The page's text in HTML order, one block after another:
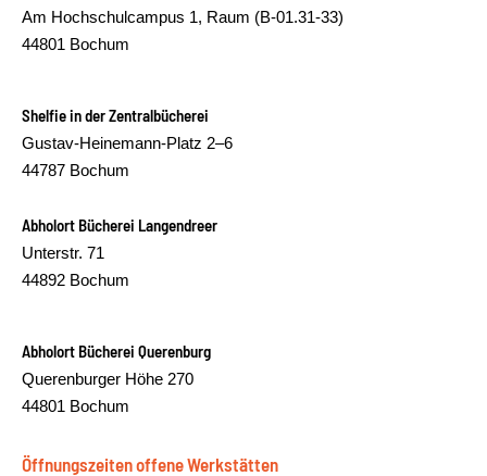
Am Hochschulcampus 1, Raum (B-01.31-33)
44801 Bochum
Shelfie in der Zentralbücherei
Gustav-Heinemann-Platz 2–6
44787 Bochum
Abholort Bücherei Langendreer
Unterstr. 71
44892 Bochum
Abholort Bücherei Querenburg
Querenburger Höhe 270
44801 Bochum
Öffnungszeiten offene Werkstätten